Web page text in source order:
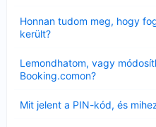
Honnan tudom meg, hogy
került?
Lemondhatom, vagy
Booking.comon?
Mit jelent a PIN-kód, és